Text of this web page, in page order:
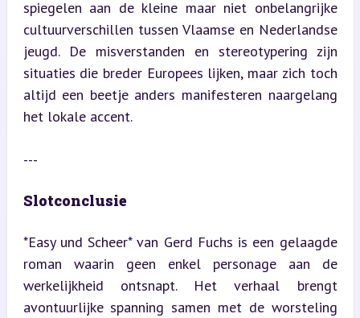
spiegelen aan de kleine maar niet onbelangrijke
cultuurverschillen tussen Vlaamse en Nederlandse
jeugd. De misverstanden en stereotypering zijn
situaties die breder Europees lijken, maar zich toch
altijd een beetje anders manifesteren naargelang
het lokale accent.
---
Slotconclusie
*Easy und Scheer* van Gerd Fuchs is een gelaagde
roman waarin geen enkel personage aan de
werkelijkheid ontsnapt. Het verhaal brengt
avontuurlijke spanning samen met de worsteling